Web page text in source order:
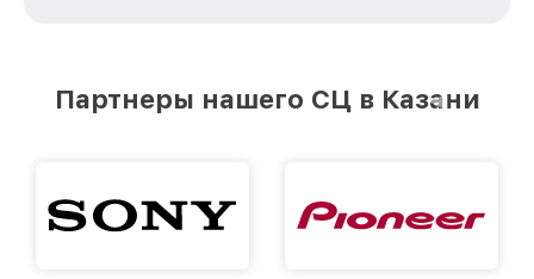
Казани, постоянно повышая уровень доверия
Партнеры нашего СЦ в Казани